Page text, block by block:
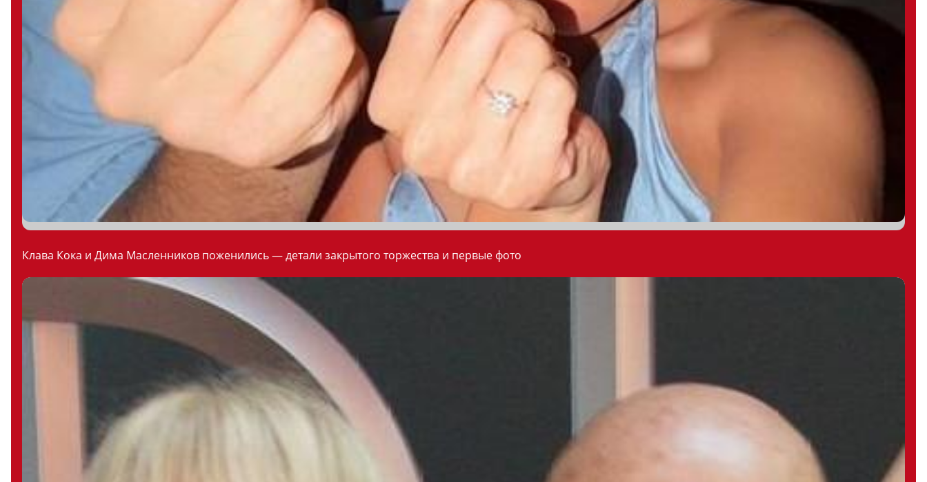
Клава Кока и Дима Масленников поженились — детали закрытого торжества и первые фото